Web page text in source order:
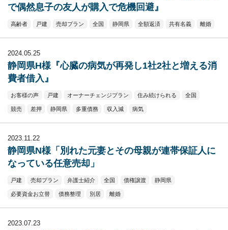
で偶然息子の友人が購入で危機回避』
高齢者 戸建 売却プラン 全国 静岡県 全額返済 共有名義 離婚
2024.05.25
静岡県H様『心臓の病気が再発し1社2社と増える消
費者借入』
お客様の声 戸建 オーナーチェンジプラン 住み続けられる 全国
競売 差押 静岡県 多重債務 収入減 病気
2023.11.22
静岡県N様「別れた元妻とその母親が連帯保証人に
なっている任意売却」
戸建 売却プラン 弁護士紹介 全国 債権譲渡 静岡県
必要資金お立替 債務整理 別居 離婚
2023.07.23